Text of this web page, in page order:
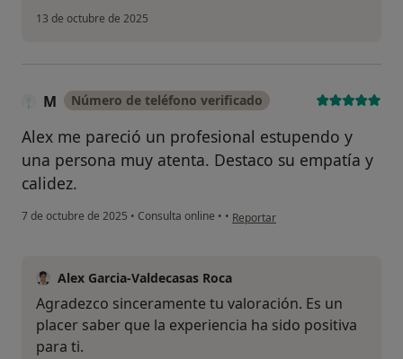
13 de octubre de 2025
M Número de teléfono verificado
Alex me pareció un profesional estupendo y
una persona muy atenta. Destaco su empatía y
calidez.
7 de octubre de 2025 • Consulta online • • en opinión del usuario M
Reportar
Alex Garcia-Valdecasas Roca
Agradezco sinceramente tu valoración. Es un
placer saber que la experiencia ha sido positiva
para ti.